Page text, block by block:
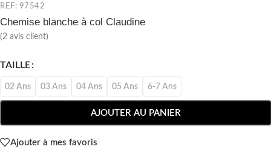
REF: 97542
Chemise blanche à col Claudine
(2 avis client)
TAILLE
02 Ans 03 Ans 04 Ans 05 Ans 6-7 Ans
AJOUTER AU PANIER
Ajouter à mes favoris